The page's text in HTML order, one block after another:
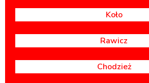
Koło
Rawicz
Chodzież